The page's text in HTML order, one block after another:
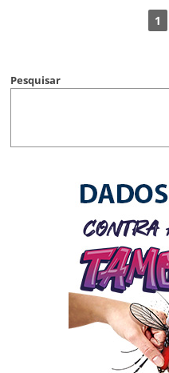
1
Pesquisar